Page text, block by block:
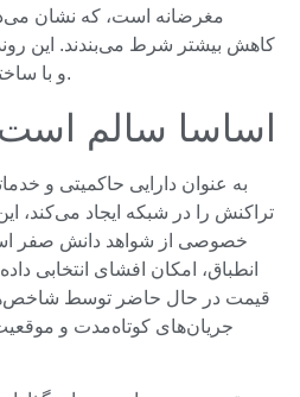
مغرضانه است، که نشان
کاهش بیشتر شرط می‌بندند. این
و با ساختار کلی قیمت سازگار است.
اساسا سالم است
تراکنش را در شبکه ایجاد می‌کند،
خصوصی از شواهد دانش صفر
انطباق، امکان افشای انتخابی
قیمت در حال حاضر توسط
جریان‌های کوتاه‌مدت و